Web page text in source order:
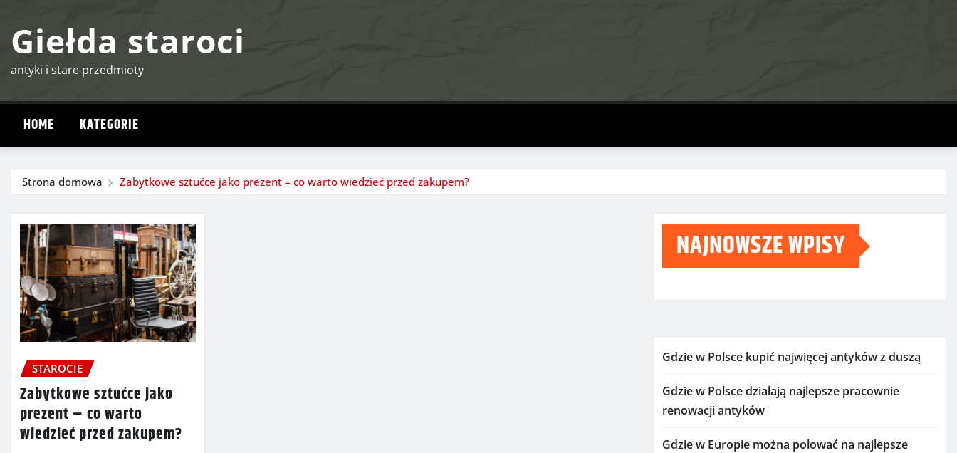
treściGiełda staroci
antyki i stare przedmioty
HOME KATEGORIE
Strona domowa Zabytkowe sztućce jako prezent – co warto wiedzieć przed zakupem?
STAROCIE
Zabytkowe sztućce jako
prezent – co warto
wiedzieć przed zakupem?
NAJNOWSZE WPISY
Gdzie w Polsce kupić najwięcej antyków z duszą
Gdzie w Polsce działają najlepsze pracownie
renowacji antyków
Gdzie w Europie można polować na najlepsze